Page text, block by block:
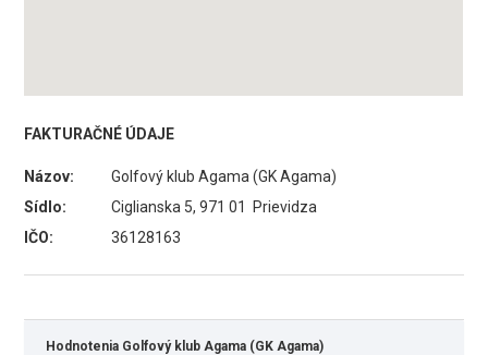
FAKTURAČNÉ ÚDAJE
Názov:
Golfový klub Agama (GK Agama)
Sídlo:
Ciglianska 5, 971 01 Prievidza
IČO:
36128163
Hodnotenia Golfový klub Agama (GK Agama)